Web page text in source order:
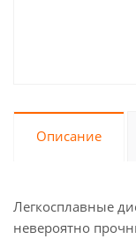
Описание
Легкосплавные
невероятно